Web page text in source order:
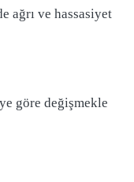
ağrı ve hassasiyet
göre değişmekle